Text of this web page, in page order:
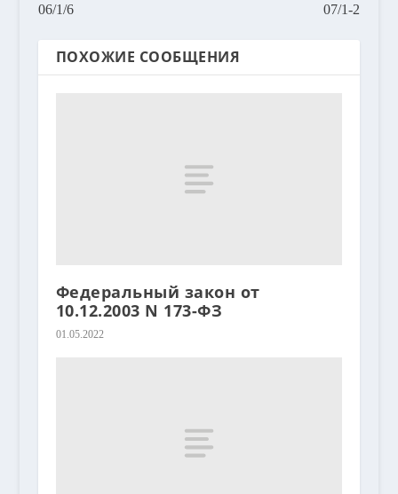
06/1/6
07/1-2
ПОХОЖИЕ СООБЩЕНИЯ
Федеральный закон от
10.12.2003 N 173-ФЗ
01.05.2022